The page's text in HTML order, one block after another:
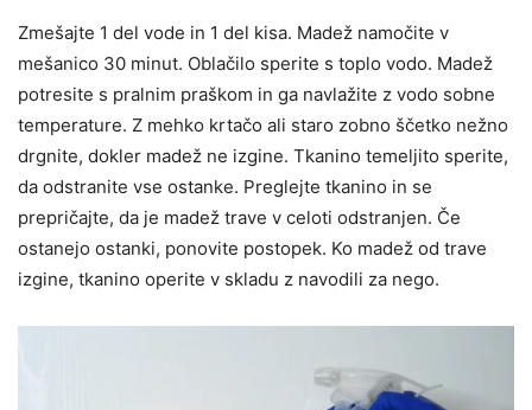
Zmešajte 1 del vode in 1 del kisa. Madež namočite v
mešanico 30 minut. Oblačilo sperite s toplo vodo. Madež
potresite s pralnim praškom in ga navlažite z vodo sobne
temperature. Z mehko krtačo ali staro zobno ščetko nežno
drgnite, dokler madež ne izgine. Tkanino temeljito sperite,
da odstranite vse ostanke. Preglejte tkanino in se
prepričajte, da je madež trave v celoti odstranjen. Če
ostanejo ostanki, ponovite postopek. Ko madež od trave
izgine, tkanino operite v skladu z navodili za nego.